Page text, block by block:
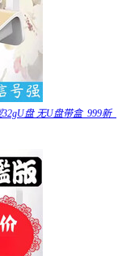
盘 无U盘带盒_999新_